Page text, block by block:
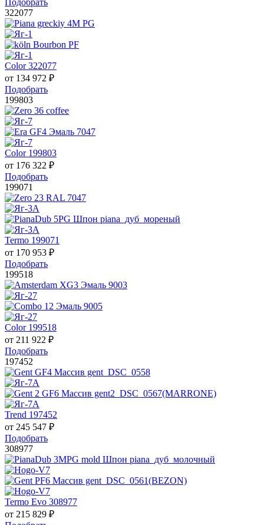
Подобрать
322077
Color 322077
от 134 972 ₽
Подобрать
199803
Color 199803
от 176 322 ₽
Подобрать
199071
Termo 199071
от 170 953 ₽
Подобрать
199518
Color 199518
от 211 922 ₽
Подобрать
197452
Trend 197452
от 245 547 ₽
Подобрать
308977
Termo Evo 308977
от 215 829 ₽